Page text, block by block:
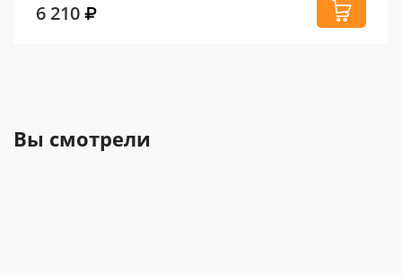
6 210
Вы смотрели